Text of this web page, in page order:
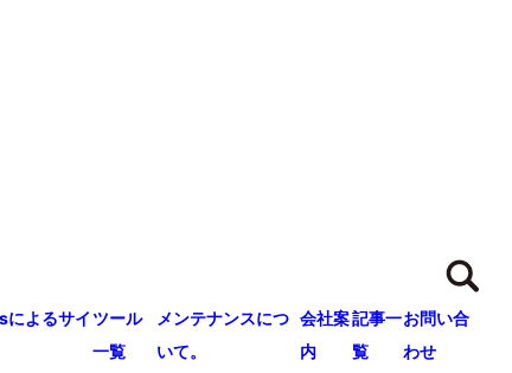
よるサイ ツール
一覧
メンテナンスにつ
いて。
会社案
内
記事一
覧
お問い合
わせ